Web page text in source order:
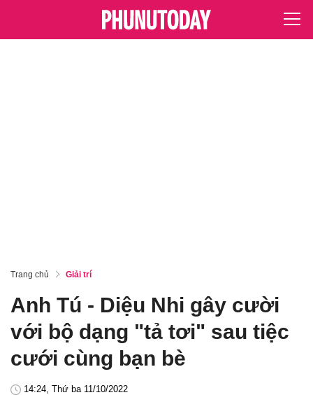
Trang chủ Giải trí
Anh Tú - Diệu Nhi gây cười
với bộ dạng "tả tơi" sau tiệc
cưới cùng bạn bè
14:24, Thứ ba 11/10/2022